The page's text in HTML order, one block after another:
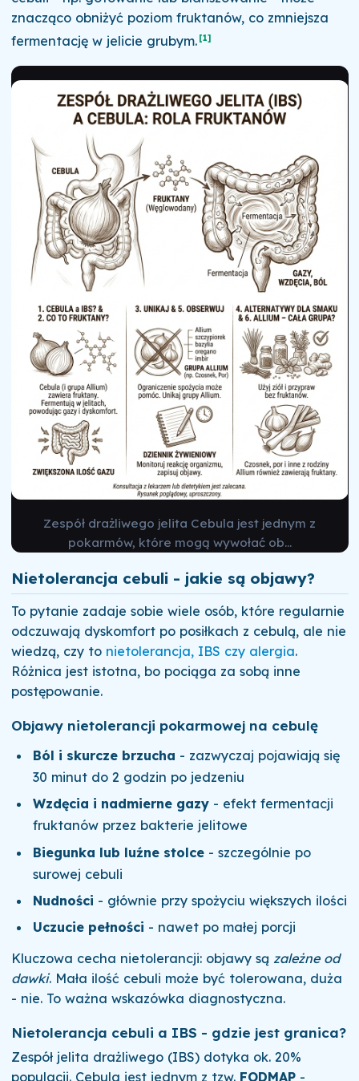
znacząco obniżyć poziom fruktanów, co zmniejsza
fermentację w jelicie grubym. [1]
Zespół drażliwego jelita Cebula jest jednym z
pokarmów, które mogą wywołać ob...
Nietolerancja cebuli - jakie są objawy?
To pytanie zadaje sobie wiele osób, które regularnie
odczuwają dyskomfort po posiłkach z cebulą, ale nie
wiedzą, czy to nietolerancja, IBS czy alergia.
Różnica jest istotna, bo pociąga za sobą inne
postępowanie.
Objawy nietolerancji pokarmowej na cebulę
Ból i skurcze brzucha - zazwyczaj pojawiają się
30 minut do 2 godzin po jedzeniu
Wzdęcia i nadmierne gazy - efekt fermentacji
fruktanów przez bakterie jelitowe
Biegunka lub luźne stolce - szczególnie po
surowej cebuli
Nudności - głównie przy spożyciu większych ilości
Uczucie pełności - nawet po małej porcji
Kluczowa cecha nietolerancji: objawy są zależne od
dawki. Mała ilość cebuli może być tolerowana, duża
- nie. To ważna wskazówka diagnostyczna.
Nietolerancja cebuli a IBS - gdzie jest granica?
Zespół jelita drażliwego (IBS) dotyka ok. 20%
populacji. Cebula jest jednym z tzw. FODMAP-